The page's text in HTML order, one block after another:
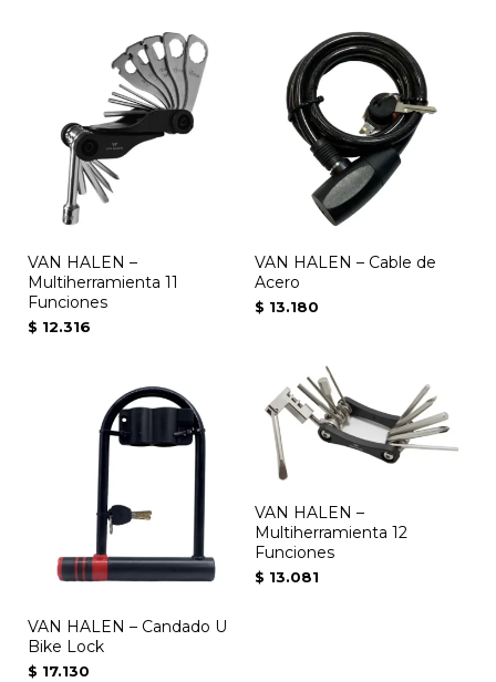
VAN HALEN –
Multiherramienta 11
Funciones
$ 12.316
VAN HALEN – Cable de
Acero
$ 13.180
VAN HALEN – Candado U
Bike Lock
$ 17.130
VAN HALEN –
Multiherramienta 12
Funciones
$ 13.081